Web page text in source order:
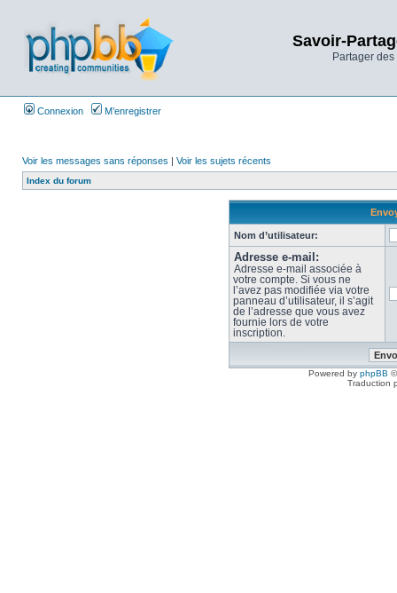
Savoir-
Partager
Connexion M’enregistrer
Voir les messages sans réponses | Voir les sujets récents
Index du forum
Nom d’utilisateur:
Adresse e-mail:
Adresse e-mail associée à
votre compte. Si vous ne
l’avez pas modifiée via votre
panneau d’utilisateur, il s’agit
de l’adresse que vous avez
fournie lors de votre
inscription.
Powered by phpBB
Traduction